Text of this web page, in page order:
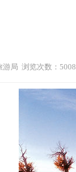
局 浏览次数： 5008